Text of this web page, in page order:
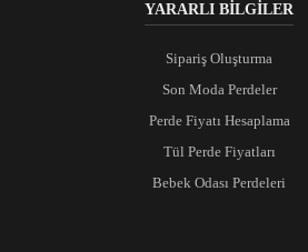
YARARLI BİLGİLER
Sipariş Oluşturma
Son Moda Perdeler
Perde Fiyatı Hesaplama
Tül Perde Fiyatları
Bebek Odası Perdeleri